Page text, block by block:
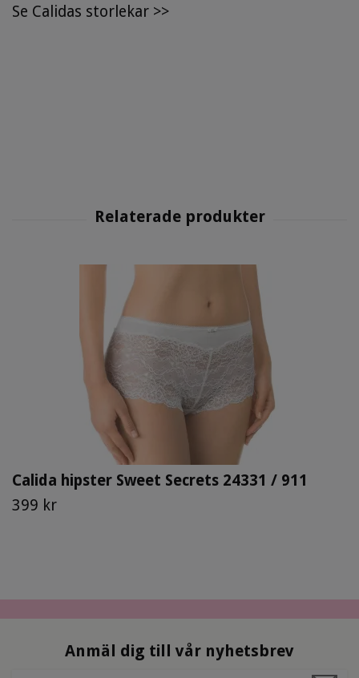
Se Calidas storlekar >>
Calida hipster Sweet Secrets 24331 / 911
399 kr
Anmäl dig till vår nyhetsbrev